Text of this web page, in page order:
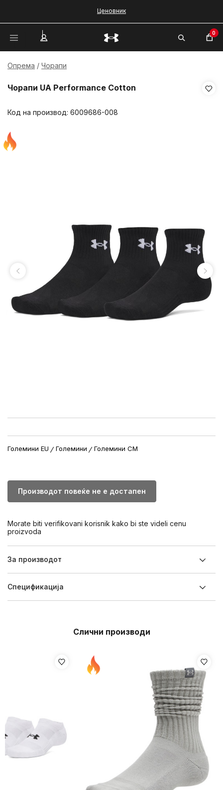
Ценовник
0
Опрема Чорапи
Чорапи UA Performance Cotton
Код на производ: 6009686-008
Големини EU Големини Големини CM
Производот повеќе не е достапен
Morate biti verifikovani korisnik kako bi ste videli cenu
proizvoda
За производот
Спецификацијa
Слични производи